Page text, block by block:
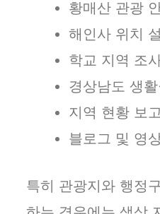
황매산 관광
해인사 위치
학교 지역 조
경상남도 생
지역 현황 보
블로그 및 영
특히 관광지와 행정